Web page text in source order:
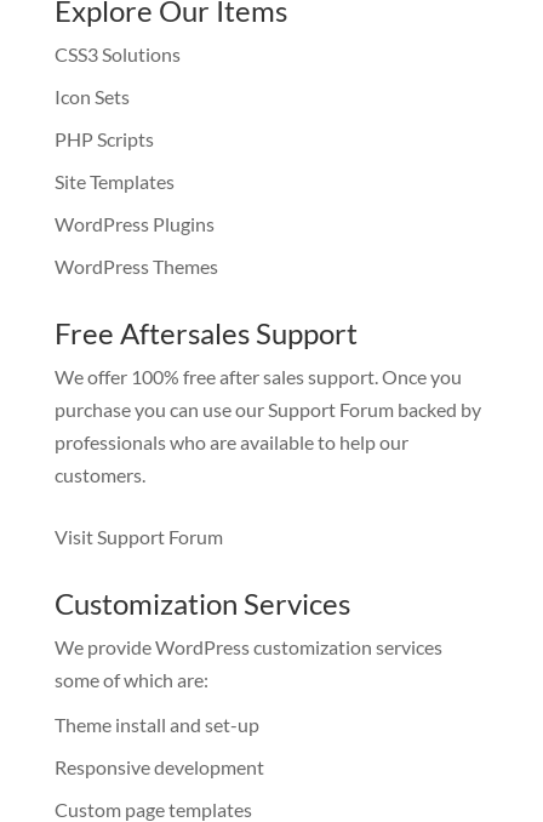
Explore Our Items
CSS3 Solutions
Icon Sets
PHP Scripts
Site Templates
WordPress Plugins
WordPress Themes
Free Aftersales Support
We offer 100% free after sales support. Once you
purchase you can use ourSupport Forumbacked by
professionals who are available to help our
customers.
Visit Support Forum
Customization Services
We provide WordPress customization services
some of which are:
Theme install and set-up
Responsive development
Custom page templates